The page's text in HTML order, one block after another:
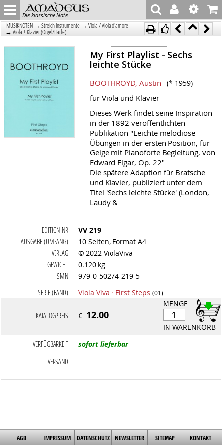
Die klassische Note
MUSIKNOTEN → Streich-Instrumente → Viola / Viola d'amore
→ Viola + Klavier (Orgel/Harfe)
My First Playlist - Sechs
leichte Stücke
BOOTHROYD, Austin (* 1959)
für Viola und Klavier
Dieses Werk findet seine Inspiration
in der 1892 veröffentlichten
Publikation "Leichte melodiöse
Übungen in der ersten Position, für
Geige mit Pianoforte Begleitung, von
Edward Elgar, Op. 22"
Die spätere Adaption für Bratsche
und Klavier, publiziert unter dem
Titel 'Sechs leichte Stücke' (London,
Laudy &
EDITION-NR
VV 219
AUSGABE (UMFANG)
10 Seiten, Format A4
VERLAG
© 2022 ViolaViva
GEWICHT
0.120 kg
ISMN
979-0-50274-219-5
SERIE (BAND)
Viola Viva · First Steps (01)
MENGE
IN WARENKORB
KATALOGPREIS € 12.00
VERFÜGBARKEIT
sofort lieferbar
VERSAND
AGB IMPRESSUM DATENSCHUTZ NEWSLETTER SITEMAP KONTAKT